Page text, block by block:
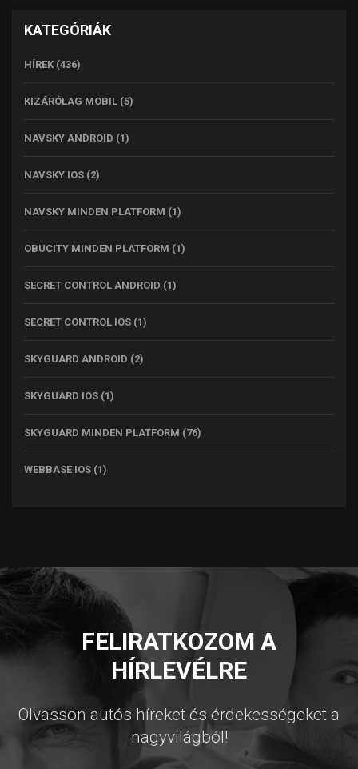
KATEGÓRIÁK
HÍREK (436)
KIZÁRÓLAG MOBIL (5)
NAVSKY ANDROID (1)
NAVSKY IOS (2)
NAVSKY MINDEN PLATFORM (1)
OBUCITY MINDEN PLATFORM (1)
SECRET CONTROL ANDROID (1)
SECRET CONTROL IOS (1)
SKYGUARD ANDROID (2)
SKYGUARD IOS (1)
SKYGUARD MINDEN PLATFORM (76)
WEBBASE IOS (1)
FELIRATKOZOM A
HÍRLEVÉLRE
Olvasson autós híreket és érdekességeket a
nagyvilágból!